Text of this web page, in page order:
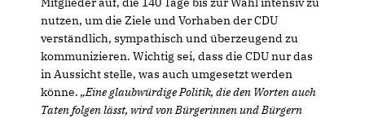
nutzen, um die Ziele und Vorhaben der CDU
verständlich, sympathisch und überzeugend zu
kommunizieren. Wichtig sei, dass die CDU nur das
in Aussicht stelle, was auch umgesetzt werden
könne. Eine glaubwürdige Politik, die den Worten auch
Taten folgen lässt, wird von Bürgerinnen und Bürgern